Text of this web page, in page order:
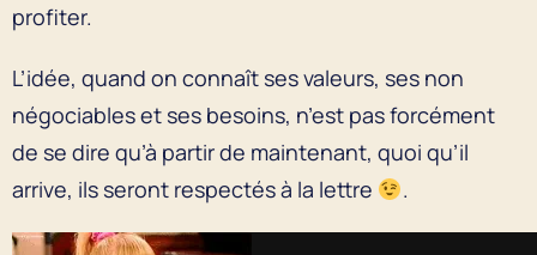
profiter.
L’idée, quand on connaît ses valeurs, ses non
négociables et ses besoins, n’est pas forcément
de se dire qu’à partir de maintenant, quoi qu’il
arrive, ils seront respectés à la lettre
.